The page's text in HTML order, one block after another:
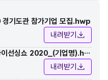
기도관 참가기업 모집.hwp
내려받기
이선싱쇼 2020_(기업명).hw
내려받기